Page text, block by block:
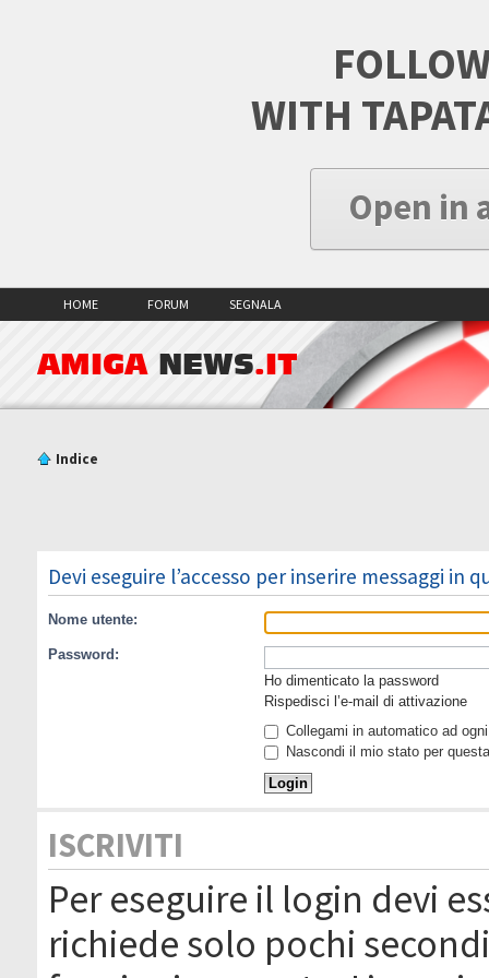
WITH
Open in
HOME FORUM SEGNALA
AMIGA NEWS.IT
Indice
Devi eseguire l’accesso per inserire messaggi in
Nome utente:
Password:
Ho dimenticato la password
Rispedisci l’e-mail di attivazione
Collegami in automatico ad
Nascondi il mio stato per
ISCRIVITI
Per eseguire il login devi
richiede solo pochi